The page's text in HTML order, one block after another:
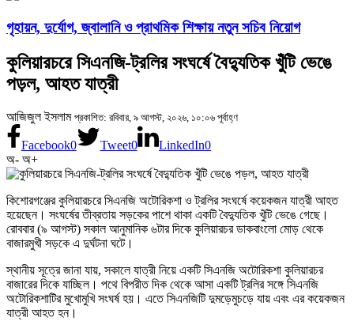
গৃহায়ন, দুর্যোগ, জ্বালানি ও প্রাথমিক শিক্ষায় নতুন সচিব নিয়োগ
কুলিয়ারচরে সিএনজি-ট্রলির সংঘর্ষে বৈদ্যুতিক খুঁটি ভেঙে
পড়ল, আহত যাত্রী
আজিজুল ইসলাম প্রকাশিত: রবিবার, ৯ আগস্ট, ২০২৬, ১০:০৬ পূর্বাহ্ণ
Facebook0 Tweet0 LinkedIn0
অ- অ+
কিশোরগঞ্জের কুলিয়ারচরে সিএনজি অটোরিকশা ও ট্রলির সংঘর্ষে কয়েকজন যাত্রী আহত
হয়েছেন। সংঘর্ষের তীব্রতায় সড়কের পাশে থাকা একটি বৈদ্যুতিক খুঁটি ভেঙে গেছে।
রোববার (৯ আগস্ট) সকাল আনুমানিক ৬টার দিকে কুলিয়ারচর ডাকবাংলো মোড় থেকে
বাজারমুখী সড়কে এ দুর্ঘটনা ঘটে।
স্থানীয় সূত্রে জানা যায়, সকালে যাত্রী নিয়ে একটি সিএনজি অটোরিকশা কুলিয়ারচর
বাজারের দিকে যাচ্ছিল। পথে বিপরীত দিক থেকে আসা একটি ট্রলির সঙ্গে সিএনজি
অটোরিকশাটির মুখোমুখি সংঘর্ষ হয়। এতে সিএনজিটি দুমড়েমুচড়ে যায় এবং এর কয়েকজন
যাত্রী আহত হন।